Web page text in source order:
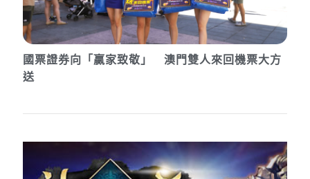
國票證券向「贏家致敬」 澳門雙人來回機票大方
送